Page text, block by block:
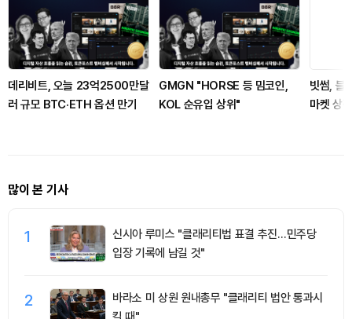
데리비트, 오늘 23억2500만달
러 규모 BTC·ETH 옵션 만기
GMGN "HORSE 등 밈코인,
KOL 순유입 상위"
빗썸, 블
마켓 상
많이 본 기사
1
신시아 루미스 "클래리티법 표결 추진…민주당
입장 기록에 남길 것"
2
바라소 미 상원 원내총무 "클래리티 법안 통과시